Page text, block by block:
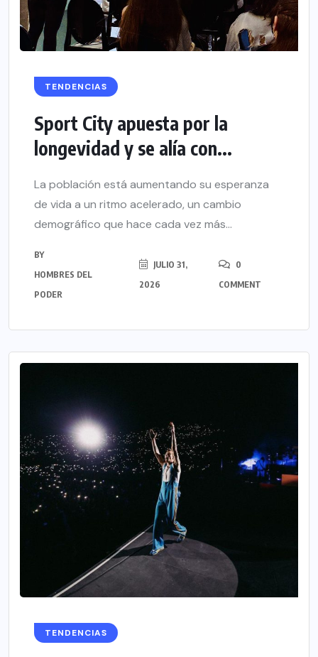
TENDENCIAS
Sport City apuesta por la
longevidad y se alía con...
La población está aumentando su esperanza
de vida a un ritmo acelerado, un cambio
demográfico que hace cada vez más...
BY
HOMBRES DEL
PODER
JULIO 31,
2026
0
COMMENT
TENDENCIAS